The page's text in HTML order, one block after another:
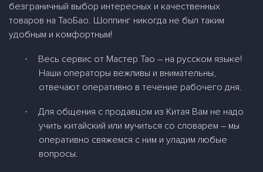
безграничный выбор интересных и качественных
товаров на ТаоБао. Шоппинг никогда не был таким
удобным и комфортным!
·
Весь сервис от Мастер Тао – на русском языке!
Наши операторы вежливы и внимательны,
отвечают оперативно в течение рабочего дня.
·
Для общения с продавцом из Китая Вам не надо
учить китайский или мучиться со словарем – мы
оперативно свяжемся с ним и уладим любые
вопросы.